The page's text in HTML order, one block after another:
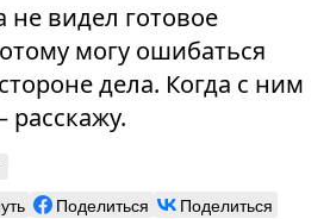
не видел готовое
могу ошибаться
дела. Когда с ним
Поделиться Поделиться